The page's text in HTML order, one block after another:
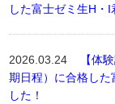
した富士ゼミ生H・
2026.03.24
【体
期日程）に合格した
した！